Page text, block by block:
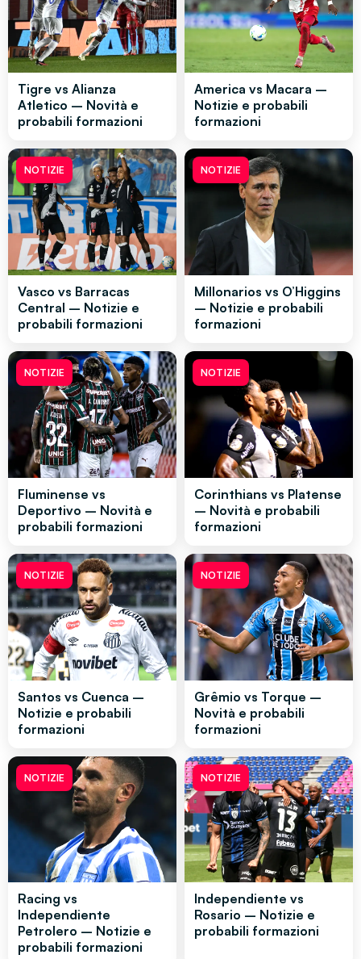
Tigre vs Alianza
Atletico – Novità e
probabili formazioni
America vs Macara –
Notizie e probabili
formazioni
NOTIZIE
Vasco vs Barracas
Central – Notizie e
probabili formazioni
NOTIZIE
Millonarios vs O’Higgins
– Notizie e probabili
formazioni
NOTIZIE
Fluminense vs
Deportivo – Novità e
probabili formazioni
NOTIZIE
Corinthians vs Platense
– Novità e probabili
formazioni
NOTIZIE
Santos vs Cuenca –
Notizie e probabili
formazioni
NOTIZIE
Grêmio vs Torque –
Novità e probabili
formazioni
NOTIZIE
Racing vs
Independiente
Petrolero – Notizie e
probabili formazioni
NOTIZIE
Independiente vs
Rosario – Notizie e
probabili formazioni